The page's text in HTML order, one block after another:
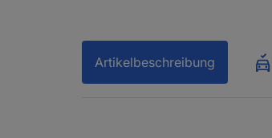
Artikelbeschreibung